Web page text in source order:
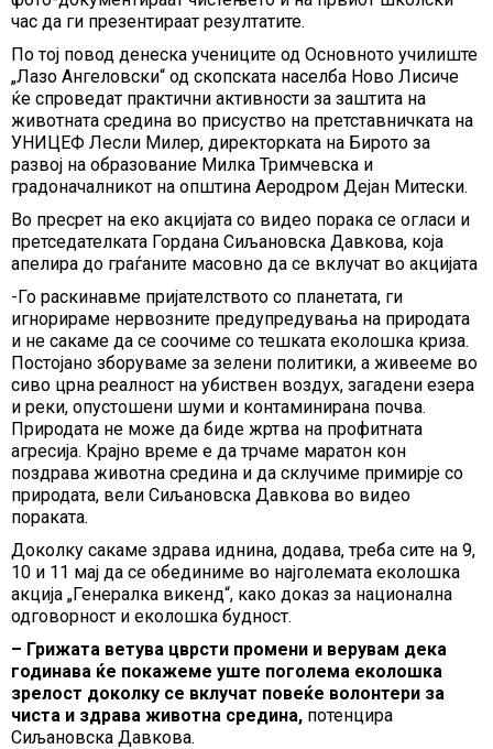
час да ги презентираат резултатите.
По тој повод денеска учениците од Основното училиште
„Лазо Ангеловски“ од скопската населба Ново Лисиче
ќе спроведат практични активности за заштита на
животната средина во присуство на претставничката на
УНИЦЕФ Лесли Милер, директорката на Бирото за
развој на образование Милка Тримчевска и
градоначалникот на општина Аеродром Дејан Митески.
Во пресрет на еко акцијата со видео порака се огласи и
претседателката Гордана Сиљановска Давкова, која
апелира до граѓаните масовно да се вклучат во акцијата
-Го раскинавме пријателството со планетата, ги
игнорираме нервозните предупредувања на природата
и не сакаме да се соочиме со тешката еколошка криза.
Постојано зборуваме за зелени политики, а живееме во
сиво црна реалност на убиствен воздух, загадени езера
и реки, опустошени шуми и контаминирана почва.
Природата не може да биде жртва на профитната
агресија. Крајно време е да трчаме маратон кон
поздрава животна средина и да склучиме примирје со
природата, вели Сиљановска Давкова во видео
пораката.
Доколку сакаме здрава иднина, додава, треба сите на 9,
10 и 11 мај да се обединиме во најголемата еколошка
акција „Генералка викенд“, како доказ за национална
одговорност и еколошка будност.
– Грижата ветува цврсти промени и верувам дека
годинава ќе покажеме уште поголема еколошка
зрелост доколку се вклучат повеќе волонтери за
чиста и здрава животна средина, потенцира
Сиљановска Давкова.